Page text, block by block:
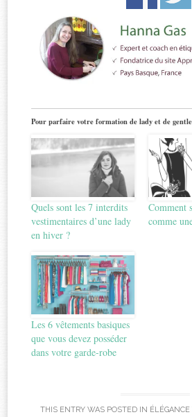
Pour parfaire votre formation de lady et de
Quels sont les 7 interdits
vestimentaires d’une lady
en hiver ?
Comment
comme
Les 6 vêtements basiques
que vous devez posséder
dans votre garde-robe
THIS ENTRY WAS POSTED IN